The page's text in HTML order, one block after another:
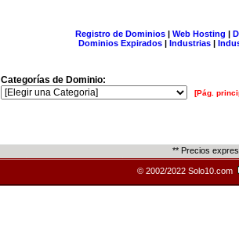
Registro de Dominios| Web Hosting |
Dominios Expirados | Industrias |
Categorías de Dominio:
[Pág.
** Precios
© 2002/2022 Solo10.com